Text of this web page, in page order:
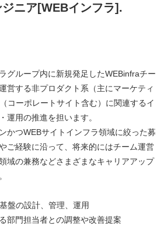
ニア[WEBインフラ].
グループ内に新規発足したWEBinfraチー
営する非プロダクト系（主にマーケティ
コーポレートサイト含む）に関連するイ
運用の推進を担います。
かつWEBサイトインフラ領域に絞った募
ご経験に沿って、将来的にはチーム運営
域の兼務などさまざまなキャリアアップ
盤の設計、管理、運用
部門担当者との調整や改善提案